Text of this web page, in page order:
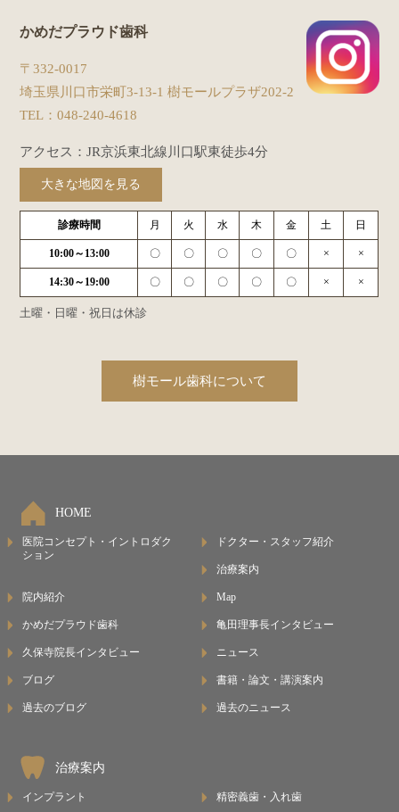
かめだプラウド歯科
〒332-0017
埼玉県川口市栄町3-13-1 樹モールプラザ202-2
TEL：048-240-4618
アクセス：JR京浜東北線川口駅東徒歩4分
大きな地図を見る
診療時間 月 火 水 木 金 土 日
10:00～13:00 〇 〇 〇 〇 〇 × ×
14:30～19:00 〇 〇 〇 〇 〇 × ×
土曜・日曜・祝日は休診
樹モール歯科について
HOME
医院コンセプト・イントロダク
ション
ドクター・スタッフ紹介
治療案内
院内紹介 Map
かめだプラウド歯科 亀田理事長インタビュー
久保寺院長インタビュー ニュース
ブログ 書籍・論文・講演案内
過去のブログ 過去のニュース
治療案内
インプラント 精密義歯・入れ歯